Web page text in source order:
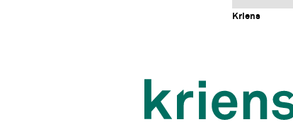
Navigieren in Kriens
Kriens